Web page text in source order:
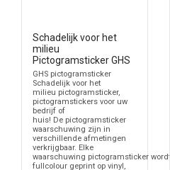
Schadelijk voor het
milieu
Pictogramsticker GHS
GHS pictogramsticker
Schadelijk voor het
milieu pictogramsticker,
pictogramstickers voor uw
bedrijf of
huis! De pictogramsticker
waarschuwing zijn in
verschillende afmetingen
verkrijgbaar. Elke
waarschuwing pictogramsticker wordt
fullcolour geprint op vinyl,